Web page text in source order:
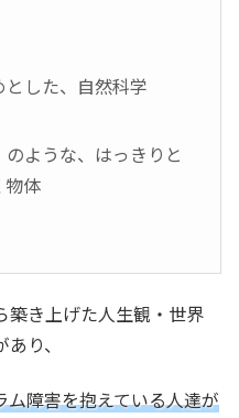
した、自然科学
のような、はっきりと
物体
築き上げた人生観・世界
り、
障害を抱えている人達が